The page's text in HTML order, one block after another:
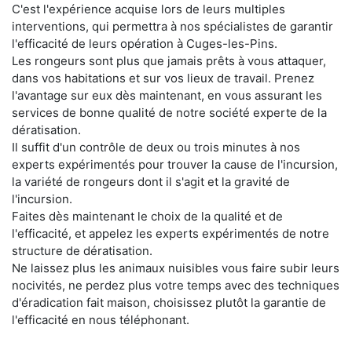
C'est l'expérience acquise lors de leurs multiples
interventions, qui permettra à nos spécialistes de garantir
l'efficacité de leurs opération à Cuges-les-Pins.
Les rongeurs sont plus que jamais prêts à vous attaquer,
dans vos habitations et sur vos lieux de travail. Prenez
l'avantage sur eux dès maintenant, en vous assurant les
services de bonne qualité de notre société experte de la
dératisation.
Il suffit d'un contrôle de deux ou trois minutes à nos
experts expérimentés pour trouver la cause de l'incursion,
la variété de rongeurs dont il s'agit et la gravité de
l'incursion.
Faites dès maintenant le choix de la qualité et de
l'efficacité, et appelez les experts expérimentés de notre
structure de dératisation.
Ne laissez plus les animaux nuisibles vous faire subir leurs
nocivités, ne perdez plus votre temps avec des techniques
d'éradication fait maison, choisissez plutôt la garantie de
l'efficacité en nous téléphonant.